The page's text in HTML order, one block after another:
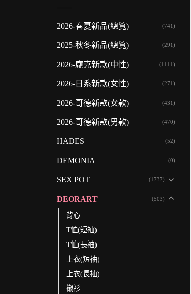
2026-春夏新品(總覧) (741)
2025-秋冬新品(總覧) (291)
2026-龐克新款(中性) (1111)
2026-日系新款(女性) (271)
2026-哥德新款(女款) (431)
2026-哥德新款(男款) (470)
HADES (52)
DEMONIA (0)
SEX POT (1737)
DEORART (503)
背心
T恤(短袖)
T恤(長袖)
上衣(短袖)
上衣(長袖)
襯衫